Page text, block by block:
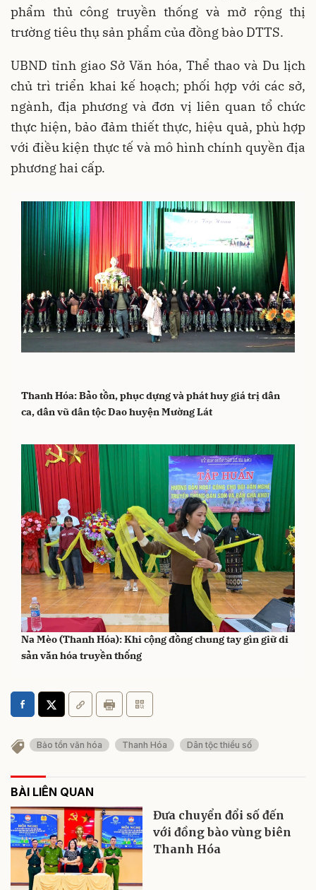
phẩm thủ công truyền thống và mở rộng thị
trường tiêu thụ sản phẩm của đồng bào DTTS.
UBND tỉnh giao Sở Văn hóa, Thể thao và Du lịch
chủ trì triển khai kế hoạch; phối hợp với các sở,
ngành, địa phương và đơn vị liên quan tổ chức
thực hiện, bảo đảm thiết thực, hiệu quả, phù hợp
với điều kiện thực tế và mô hình chính quyền địa
phương hai cấp.
Thanh Hóa: Bảo tồn, phục dựng và phát huy giá trị dân
ca, dân vũ dân tộc Dao huyện Mường Lát
Na Mèo (Thanh Hóa): Khi cộng đồng chung tay gìn giữ di
sản văn hóa truyền thống
Bảo tồn văn hóa Thanh Hóa Dân tộc thiểu số
BÀI LIÊN QUAN
Đưa chuyển đổi số đến
với đồng bào vùng biên
Thanh Hóa